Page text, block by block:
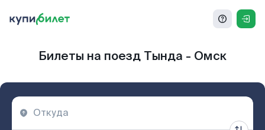
Билеты на поезд Тында - Омск